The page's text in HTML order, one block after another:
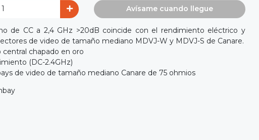
Avísame cuando llegue
de CC a 2,4 GHz >20dB coincide con el rendimiento eléctrico y
de video de tamaño mediano MDVJ-W y MDVJ-S de Canare.
chapado en oro
(DC-2.4GHz)
de video de tamaño mediano Canare de 75 ohmios